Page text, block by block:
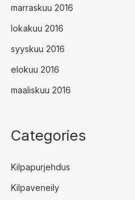
marraskuu 2016
lokakuu 2016
syyskuu 2016
elokuu 2016
maaliskuu 2016
Categories
Kilpapurjehdus
Kilpaveneily